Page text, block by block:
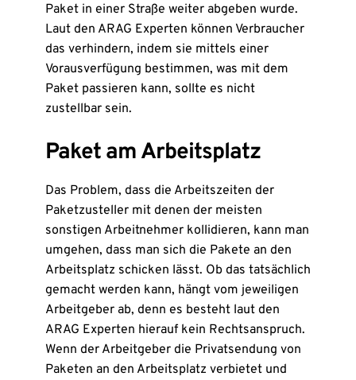
Paket in einer Straße weiter abgeben wurde.
Laut den ARAG Experten können Verbraucher
das verhindern, indem sie mittels einer
Vorausverfügung bestimmen, was mit dem
Paket passieren kann, sollte es nicht
zustellbar sein.
Paket am Arbeitsplatz
Das Problem, dass die Arbeitszeiten der
Paketzusteller mit denen der meisten
sonstigen Arbeitnehmer kollidieren, kann man
umgehen, dass man sich die Pakete an den
Arbeitsplatz schicken lässt. Ob das tatsächlich
gemacht werden kann, hängt vom jeweiligen
Arbeitgeber ab, denn es besteht laut den
ARAG Experten hierauf kein Rechtsanspruch.
Wenn der Arbeitgeber die Privatsendung von
Paketen an den Arbeitsplatz verbietet und